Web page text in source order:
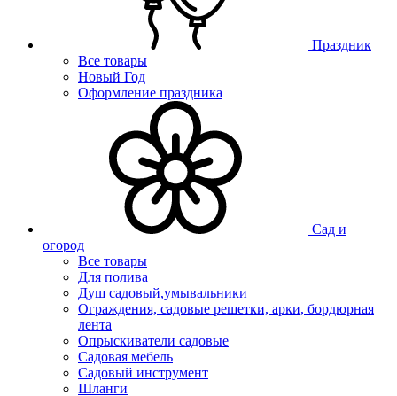
Праздник
Все товары
Новый Год
Оформление праздника
Сад и
огород
Все товары
Для полива
Душ садовый,умывальники
Ограждения, садовые решетки, арки, бордюрная
лента
Опрыскиватели садовые
Садовая мебель
Садовый инструмент
Шланги